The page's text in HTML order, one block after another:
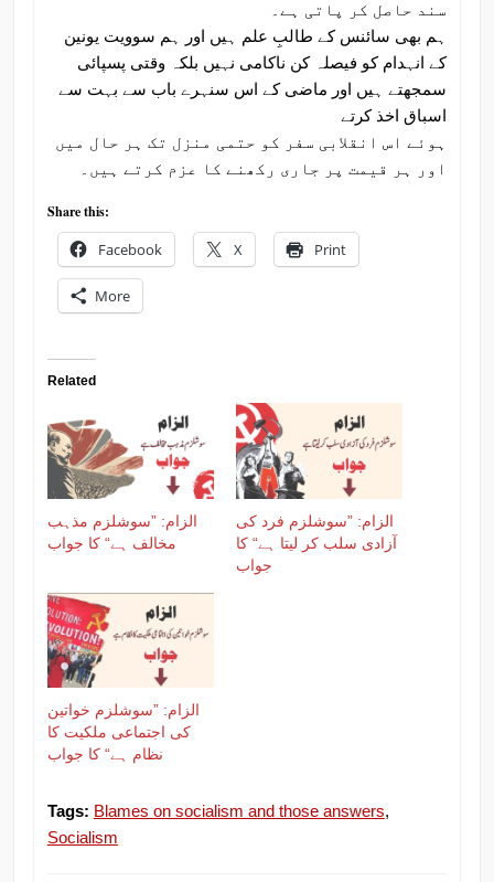
سند حاصل کر پاتی ہے۔
ہم بھی سائنس کے طالبِ علم ہیں اور ہم سوویت یونین
کے انہدام کو فیصلہ کن ناکامی نہیں بلکہ وقتی پسپائی
سمجھتے ہیں اور ماضی کے اس سنہرے باب سے بہت سے
اسباق اخذ کرتے
ہوئے اس انقلابی سفر کو حتمی منزل تک ہر حال میں
اور ہر قیمت پر جاری رکھنے کا عزم کرتے ہیں۔
Share this:
Facebook X Print
More
Related
الزام: ”سوشلزم مذہب
مخالف ہے“ کا جواب
الزام: ”سوشلزم فرد کی
آزادی سلب کر لیتا ہے“ کا
جواب
الزام: ”سوشلزم خواتین
کی اجتماعی ملکیت کا
نظام ہے“ کا جواب
Tags: Blames on socialism and those answers,
Socialism